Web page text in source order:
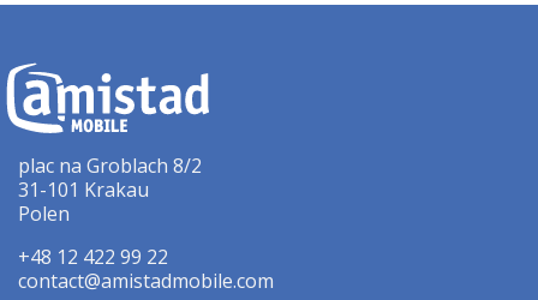
plac na Groblach 8/2
31-101 Krakau
Polen
+48 12 422 99 22
contact@amistadmobile.com